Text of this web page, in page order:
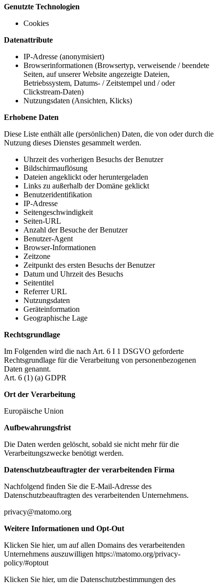
Genutzte Technologien
Cookies
Datenattribute
IP-Adresse (anonymisiert)
Browserinformationen (Browsertyp, verweisende / beendete
Seiten, auf unserer Website angezeigte Dateien,
Betriebssystem, Datums- / Zeitstempel und / oder
Clickstream-Daten)
Nutzungsdaten (Ansichten, Klicks)
Erhobene Daten
Diese Liste enthält alle (persönlichen) Daten, die von oder durch die
Nutzung dieses Dienstes gesammelt werden.
Uhrzeit des vorherigen Besuchs der Benutzer
Bildschirmauflösung
Dateien angeklickt oder heruntergeladen
Links zu außerhalb der Domäne geklickt
Benutzeridentifikation
IP-Adresse
Seitengeschwindigkeit
Seiten-URL
Anzahl der Besuche der Benutzer
Benutzer-Agent
Browser-Informationen
Zeitzone
Zeitpunkt des ersten Besuchs der Benutzer
Datum und Uhrzeit des Besuchs
Seitentitel
Referrer URL
Nutzungsdaten
Geräteinformation
Geographische Lage
Rechtsgrundlage
Im Folgenden wird die nach Art. 6 I 1 DSGVO geforderte
Rechtsgrundlage für die Verarbeitung von personenbezogenen
Daten genannt.
Art. 6 (1) (a) GDPR
Ort der Verarbeitung
Europäische Union
Aufbewahrungsfrist
Die Daten werden gelöscht, sobald sie nicht mehr für die
Verarbeitungszwecke benötigt werden.
Datenschutzbeauftragter der verarbeitenden Firma
Nachfolgend finden Sie die E-Mail-Adresse des
Datenschutzbeauftragten des verarbeitenden Unternehmens.
privacy@matomo.org
Weitere Informationen und Opt-Out
Klicken Sie hier, um auf allen Domains des verarbeitenden
Unternehmens auszuwilligen https://matomo.org/privacy-
policy/#optout
Klicken Sie hier, um die Datenschutzbestimmungen des